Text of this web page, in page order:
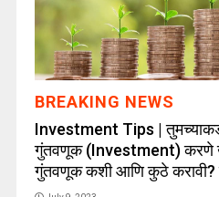
BREAKING NEWS
Investment Tips |
गुंतवणूक (Investment)
गुंतवणूक कशी आणि कुठे करावी?